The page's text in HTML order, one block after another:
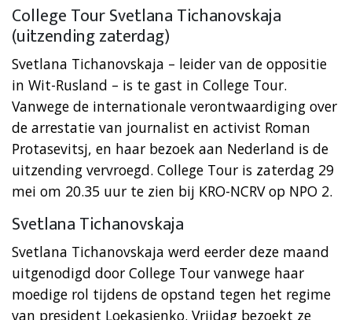
College Tour Svetlana Tichanovskaja
(uitzending zaterdag)
Svetlana Tichanovskaja – leider van de oppositie
in Wit-Rusland – is te gast in College Tour.
Vanwege de internationale verontwaardiging over
de arrestatie van journalist en activist Roman
Protasevitsj, en haar bezoek aan Nederland is de
uitzending vervroegd. College Tour is zaterdag 29
mei om 20.35 uur te zien bij KRO-NCRV op NPO 2.
Svetlana Tichanovskaja
Svetlana Tichanovskaja werd eerder deze maand
uitgenodigd door College Tour vanwege haar
moedige rol tijdens de opstand tegen het regime
van president Loekasjenko. Vrijdag bezoekt ze